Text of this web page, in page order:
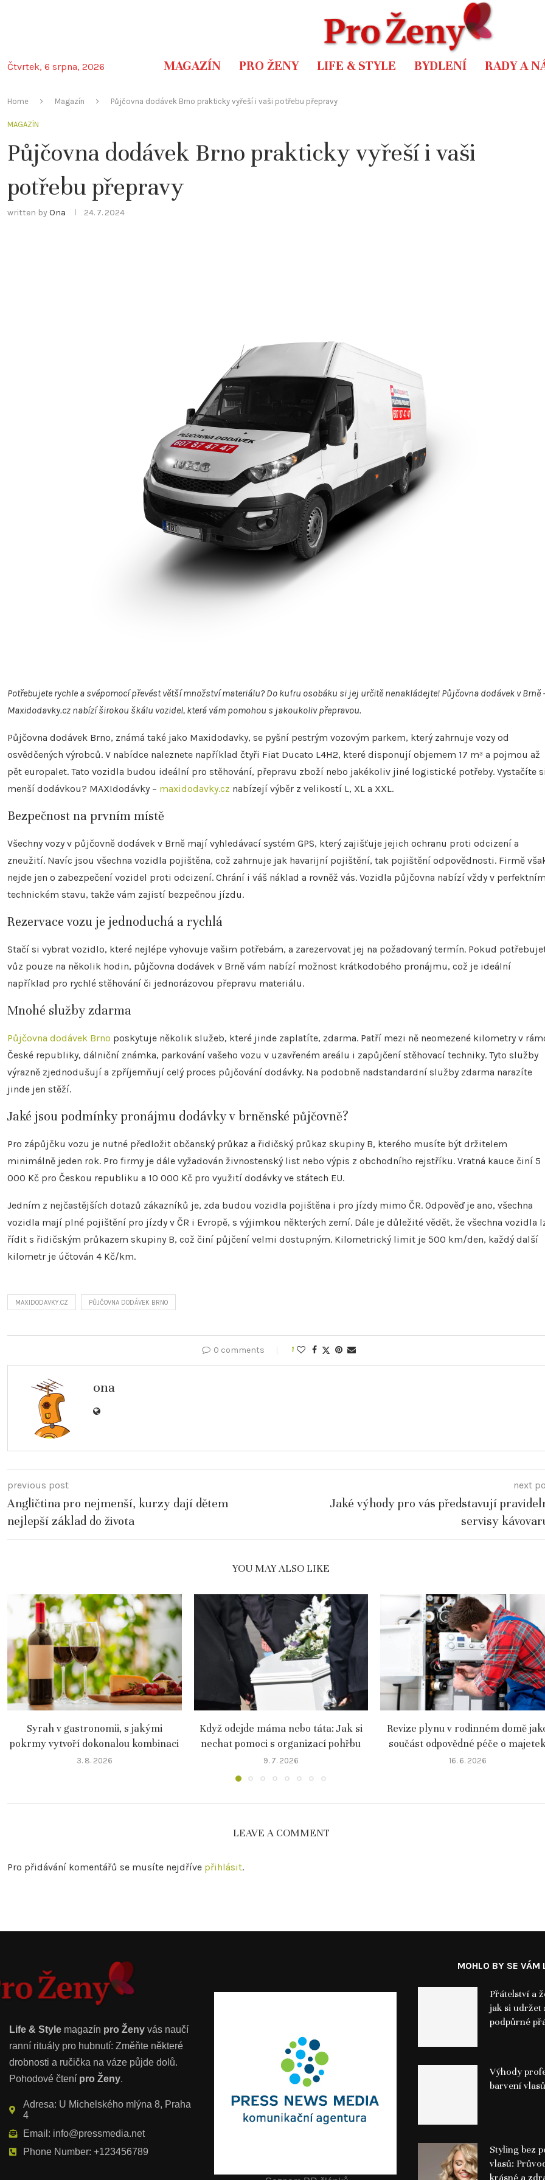
Čtvrtek, 6 srpna, 2026 MAGAZÍN PRO ŽENY LIFE & STYLE BYDLENÍ RADY A
Home Magazín Půjčovna dodávek Brno prakticky vyřeší i vaši potřebu přepravy
MAGAZÍN
Půjčovna dodávek Brno prakticky vyřeší i vaši
potřebu přepravy
written by Ona 24. 7. 2024
Potřebujete rychle a svépomocí převést větší množství materiálu? Do kufru osobáku si jej určitě nenakládejte! Půjčovna dodávek v Brně
Maxidodavky.cz nabízí širokou škálu vozidel, která vám pomohou s jakoukoliv přepravou.
Půjčovna dodávek Brno, známá také jako Maxidodavky, se pyšní pestrým vozovým parkem, který zahrnuje vozy od
osvědčených výrobců. V nabídce naleznete například čtyři Fiat Ducato L4H2, které disponují objemem 17 m³ a pojmou až
pět europalet. Tato vozidla budou ideální pro stěhování, přepravu zboží nebo jakékoliv jiné logistické potřeby. Vystačíte
menší dodávkou? MAXIdodávky – maxidodavky.cz nabízejí výběr z velikostí L, XL a XXL.
Bezpečnost na prvním místě
Všechny vozy v půjčovně dodávek v Brně mají vyhledávací systém GPS, který zajišťuje jejich ochranu proti odcizení a
zneužití. Navíc jsou všechna vozidla pojištěna, což zahrnuje jak havarijní pojištění, tak pojištění odpovědnosti. Firmě
nejde jen o zabezpečení vozidel proti odcizení. Chrání i váš náklad a rovněž vás. Vozidla půjčovna nabízí vždy v perfektním
technickém stavu, takže vám zajistí bezpečnou jízdu.
Rezervace vozu je jednoduchá a rychlá
Stačí si vybrat vozidlo, které nejlépe vyhovuje vašim potřebám, a zarezervovat jej na požadovaný termín. Pokud
vůz pouze na několik hodin, půjčovna dodávek v Brně vám nabízí možnost krátkodobého pronájmu, což je ideální
například pro rychlé stěhování či jednorázovou přepravu materiálu.
Mnohé služby zdarma
Půjčovna dodávek Brno poskytuje několik služeb, které jinde zaplatíte, zdarma. Patří mezi ně neomezené kilometry v
České republiky, dálniční známka, parkování vašeho vozu v uzavřeném areálu i zapůjčení stěhovací techniky. Tyto služby
výrazně zjednodušují a zpříjemňují celý proces půjčování dodávky. Na podobně nadstandardní služby zdarma narazíte
jinde jen stěží.
Jaké jsou podmínky pronájmu dodávky v brněnské půjčovně?
Pro zápůjčku vozu je nutné předložit občanský průkaz a řidičský průkaz skupiny B, kterého musíte být držitelem
minimálně jeden rok. Pro firmy je dále vyžadován živnostenský list nebo výpis z obchodního rejstříku. Vratná kauce činí 5
000 Kč pro Českou republiku a 10 000 Kč pro využití dodávky ve státech EU.
Jedním z nejčastějších dotazů zákazníků je, zda budou vozidla pojištěna i pro jízdy mimo ČR. Odpověď je ano, všechna
vozidla mají plné pojištění pro jízdy v ČR i Evropě, s výjimkou některých zemí. Dále je důležité vědět, že všechna vozidla
řídit s řidičským průkazem skupiny B, což činí půjčení velmi dostupným. Kilometrický limit je 500 km/den, každý další
kilometr je účtován 4 Kč/km.
MAXIDODAVKY.CZ PŮJČOVNA DODÁVEK BRNO
0 comments 1
ona
previous post
Angličtina pro nejmenší, kurzy dají dětem
nejlepší základ do života
next
Jaké výhody pro vás představují
servisy
YOU MAY ALSO LIKE
Syrah v gastronomii, s jakými
pokrmy vytvoří dokonalou kombinaci
3. 8. 2026
Když odejde máma nebo táta: Jak si
nechat pomoci s organizací pohřbu
9. 7. 2026
Revize plynu v rodinném domě
součást odpovědné péče o
16. 6. 2026
LEAVE A COMMENT
Pro přidávání komentářů se musíte nejdříve přihlásit.
Life & Style magazín pro Ženy vás naučí
ranní rituály pro hubnutí: Změňte některé
drobnosti a ručička na váze půjde dolů.
Pohodové čtení pro Ženy.
Adresa: U Michelského mlýna 8, Praha
4
Email: info@pressmedia.net
Phone Number: +123456789
MOHLO BY SE VÁM
Přátelství a
jak si udržet
podpůrné
Výhody
barvení
Styling bez
vlasů:
krásné a